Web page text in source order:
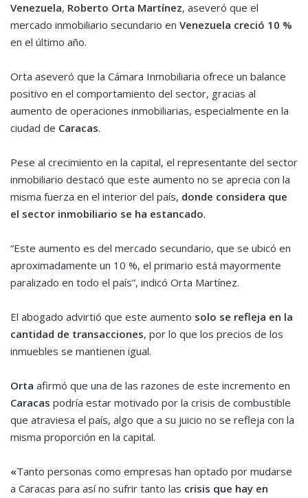
Venezuela, Roberto Orta Martínez, aseveró que el
mercado inmobiliario secundario en Venezuela creció 10 %
en el último año.
Orta aseveró que la Cámara Inmobiliaria ofrece un balance
positivo en el comportamiento del sector, gracias al
aumento de operaciones inmobiliarias, especialmente en la
ciudad de Caracas.
Pese al crecimiento en la capital, el representante del sector
inmobiliario destacó que este aumento no se aprecia con la
misma fuerza en el interior del país, donde considera que
el sector inmobiliario se ha estancado.
“Este aumento es del mercado secundario, que se ubicó en
aproximadamente un 10 %, el primario está mayormente
paralizado en todo el país”, indicó Orta Martínez.
El abogado advirtió que este aumento solo se refleja en la
cantidad de transacciones, por lo que los precios de los
inmuebles se mantienen igual.
Orta afirmó que una de las razones de este incremento en
Caracas podría estar motivado por la crisis de combustible
que atraviesa el país, algo que a su juicio no se refleja con la
misma proporción en la capital.
«Tanto personas como empresas han optado por mudarse
a Caracas para así no sufrir tanto las crisis que hay en